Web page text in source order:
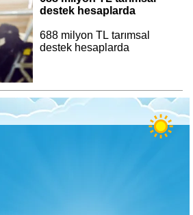
destek hesaplarda
688 milyon TL tarımsal
destek hesaplarda